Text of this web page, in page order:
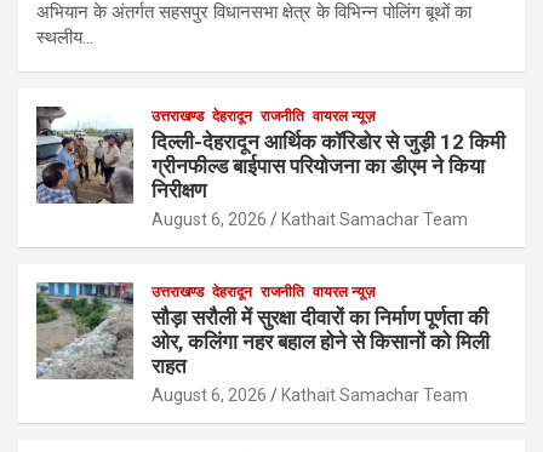
अभियान के अंतर्गत सहसपुर विधानसभा क्षेत्र के विभिन्न पोलिंग बूथों का
स्थलीय…
उत्तराखण्ड देहरादून राजनीति वायरल न्यूज़
दिल्ली-देहरादून आर्थिक कॉरिडोर से जुड़ी 12 किमी
ग्रीनफील्ड बाईपास परियोजना का डीएम ने किया
निरीक्षण
August 6, 2026 Kathait Samachar Team
उत्तराखण्ड देहरादून राजनीति वायरल न्यूज़
सौड़ा सरौली में सुरक्षा दीवारों का निर्माण पूर्णता की
ओर, कलिंगा नहर बहाल होने से किसानों को मिली
राहत
August 6, 2026 Kathait Samachar Team